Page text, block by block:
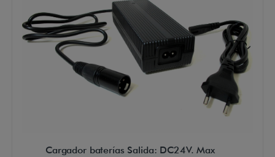
Cargador baterías Salida: DC24V. Max